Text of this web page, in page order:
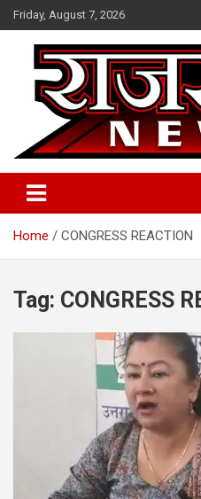
Skip
to
content
Friday, August 7, 2026
Raj Satta News
Home CONGRESS REACTION
Tag: CONGRESS